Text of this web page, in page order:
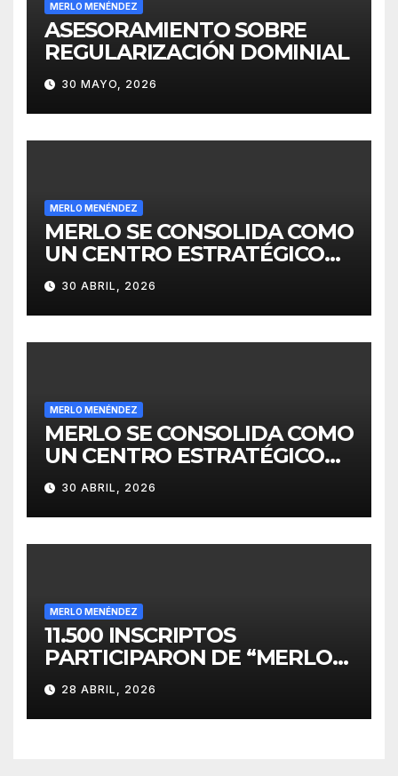
MERLO MENÉNDEZ
ASESORAMIENTO SOBRE
REGULARIZACIÓN DOMINIAL
30 MAYO, 2026
MERLO MENÉNDEZ
MERLO SE CONSOLIDA COMO
UN CENTRO ESTRATÉGICO
PARA EL DESARROLLO DE
INVERSIONES
30 ABRIL, 2026
MERLO MENÉNDEZ
MERLO SE CONSOLIDA COMO
UN CENTRO ESTRATÉGICO
PARA EL DESARROLLO DE
INVERSIONES
30 ABRIL, 2026
MERLO MENÉNDEZ
11.500 INSCRIPTOS
PARTICIPARON DE “MERLO
CORRE POR MALVINAS”
28 ABRIL, 2026